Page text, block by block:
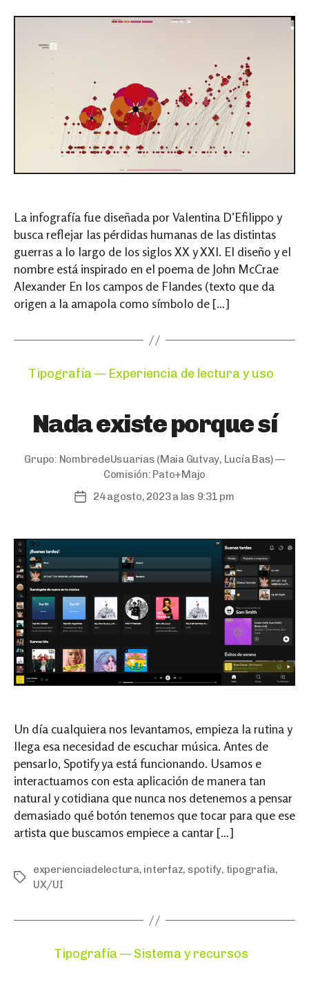
La infografía fue diseñada por Valentina D’Efilippo y
busca reflejar las pérdidas humanas de las distintas
guerras a lo largo de los siglos XX y XXI. El diseño y el
nombre está inspirado en el poema de John McCrae
Alexander En los campos de Flandes (texto que da
origen a la amapola como símbolo de […]
Categories
Tipografía — Experiencia de lectura y uso
Nada existe porque sí
Grupo: NombredeUsuarias (Maia Gutvay, Lucía Bas) —
Comisión: Pato+Majo
Post24 agosto, 2023 a las 9:31 pm
Un día cualquiera nos levantamos, empieza la rutina y
llega esa necesidad de escuchar música. Antes de
pensarlo, Spotify ya está funcionando. Usamos e
interactuamos con esta aplicación de manera tan
natural y cotidiana que nunca nos detenemos a pensar
demasiado qué botón tenemos que tocar para que ese
artista que buscamos empiece a cantar […]
Tags
experienciadelectura, interfaz, spotify, tipografia,
UX/UI
Categories
Tipografía — Sistema y recursos